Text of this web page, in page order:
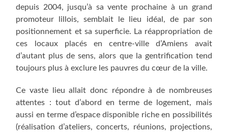
depuis 2004, jusqu’à sa vente prochaine à un grand
promoteur lillois, semblait le lieu idéal, de par son
positionnement et sa superficie. La réappropriation de
ces locaux placés en centre-ville d’Amiens avait
d’autant plus de sens, alors que la gentrification tend
toujours plus à exclure les pauvres du cœur de la ville.
Ce vaste lieu allait donc répondre à de nombreuses
attentes : tout d’abord en terme de logement, mais
aussi en terme d’espace disponible riche en possibilités
(réalisation d’ateliers, concerts, réunions, projections,